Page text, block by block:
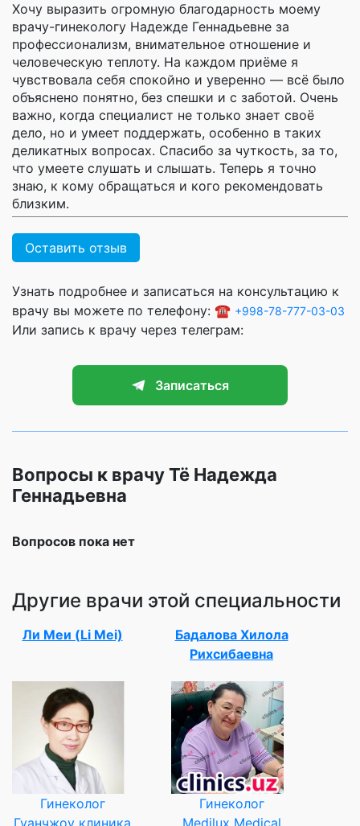
Хочу выразить огромную благодарность моему
врачу-гинекологу Надежде Геннадьевне за
профессионализм, внимательное отношение и
человеческую теплоту. На каждом приёме я
чувствовала себя спокойно и уверенно — всё было
объяснено понятно, без спешки и с заботой. Очень
важно, когда специалист не только знает своё
дело, но и умеет поддержать, особенно в таких
деликатных вопросах. Спасибо за чуткость, за то,
что умеете слушать и слышать. Теперь я точно
знаю, к кому обращаться и кого рекомендовать
близким.
Оставить отзыв
Узнать подробнее и записаться на консультацию к
врачу вы можете по телефону: ☎️ +998-78-777-03-03
Или запись к врачу через телеграм:
Записаться
Вопросы к врачу Тё Надежда
Геннадьевна
Вопросов пока нет
Другие врачи этой специальности
Ли Меи (Li Mei)
Гинеколог
Гуанчжоу клиника
Бадалова Хилола
Рихсибаевна
Гинеколог
Medilux Medical